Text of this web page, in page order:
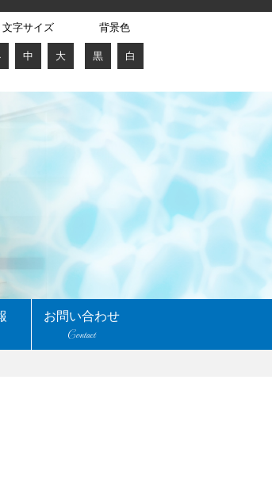
文字サイズ
中 大
背景色
黒 白
お問い合わせ
Contact